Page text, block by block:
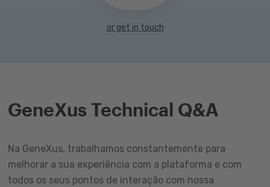
or get in touch
GeneXus Technical Q&A
Na GeneXus, trabalhamos constantemente para
melhorar a sua experiência com a plataforma e com
todos os seus pontos de interação com nossa